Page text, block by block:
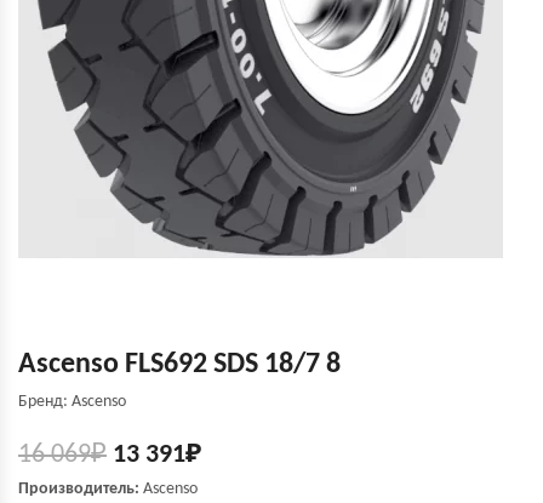
Ascenso FLS692 SDS 18/7 8
Бренд: Ascenso
16 069₽ 13 391₽
Производитель: Ascenso